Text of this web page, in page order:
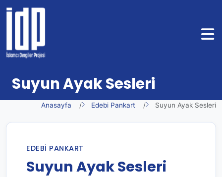
Suyun Ayak Sesleri
Anasayfa Edebi Pankart Suyun Ayak Sesleri
EDEBI PANKART
Suyun Ayak Sesleri